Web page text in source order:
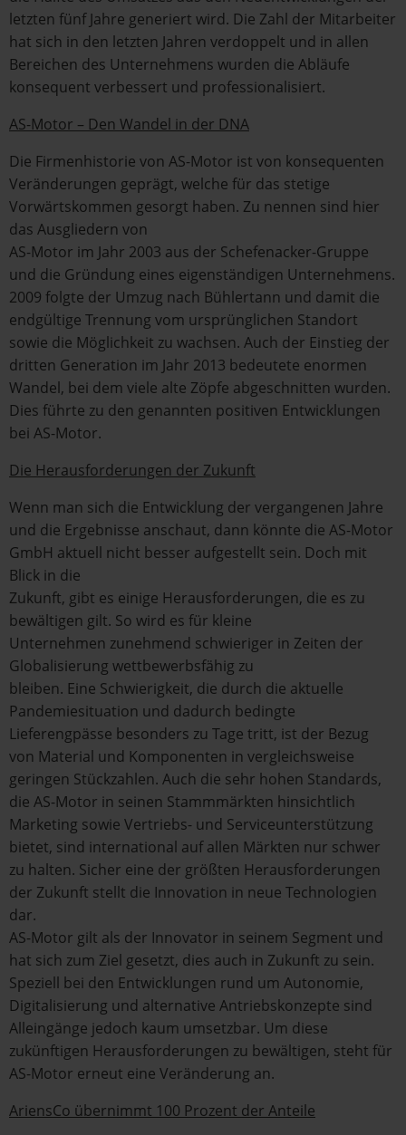
letzten fünf Jahre generiert wird. Die Zahl der Mitarbeiter
hat sich in den letzten Jahren verdoppelt und in allen
Bereichen des Unternehmens wurden die Abläufe
konsequent verbessert und professionalisiert.
AS-Motor – Den Wandel in der DNA
Die Firmenhistorie von AS-Motor ist von konsequenten
Veränderungen geprägt, welche für das stetige
Vorwärtskommen gesorgt haben. Zu nennen sind hier
das Ausgliedern von
AS-Motor im Jahr 2003 aus der Schefenacker-Gruppe
und die Gründung eines eigenständigen Unternehmens.
2009 folgte der Umzug nach Bühlertann und damit die
endgültige Trennung vom ursprünglichen Standort
sowie die Möglichkeit zu wachsen. Auch der Einstieg der
dritten Generation im Jahr 2013 bedeutete enormen
Wandel, bei dem viele alte Zöpfe abgeschnitten wurden.
Dies führte zu den genannten positiven Entwicklungen
bei AS-Motor.
Die Herausforderungen der Zukunft
Wenn man sich die Entwicklung der vergangenen Jahre
und die Ergebnisse anschaut, dann könnte die AS-Motor
GmbH aktuell nicht besser aufgestellt sein. Doch mit
Blick in die
Zukunft, gibt es einige Herausforderungen, die es zu
bewältigen gilt. So wird es für kleine
Unternehmen zunehmend schwieriger in Zeiten der
Globalisierung wettbewerbsfähig zu
bleiben. Eine Schwierigkeit, die durch die aktuelle
Pandemiesituation und dadurch bedingte
Lieferengpässe besonders zu Tage tritt, ist der Bezug
von Material und Komponenten in vergleichsweise
geringen Stückzahlen. Auch die sehr hohen Standards,
die AS-Motor in seinen Stammmärkten hinsichtlich
Marketing sowie Vertriebs- und Serviceunterstützung
bietet, sind international auf allen Märkten nur schwer
zu halten. Sicher eine der größten Herausforderungen
der Zukunft stellt die Innovation in neue Technologien
dar.
AS-Motor gilt als der Innovator in seinem Segment und
hat sich zum Ziel gesetzt, dies auch in Zukunft zu sein.
Speziell bei den Entwicklungen rund um Autonomie,
Digitalisierung und alternative Antriebskonzepte sind
Alleingänge jedoch kaum umsetzbar. Um diese
zukünftigen Herausforderungen zu bewältigen, steht für
AS-Motor erneut eine Veränderung an.
AriensCo übernimmt 100 Prozent der Anteile